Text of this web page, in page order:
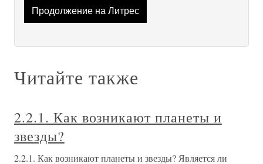
Продолжение на Литрес
Читайте также
2.2.1. Как возникают планеты и
звезды?
2.2.1. Как возникают планеты и звезды? Является ли